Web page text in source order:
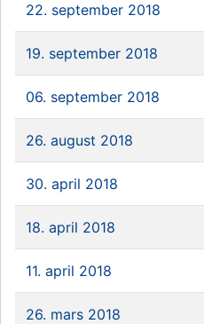
22. september 2018
19. september 2018
06. september 2018
26. august 2018
30. april 2018
18. april 2018
11. april 2018
26. mars 2018